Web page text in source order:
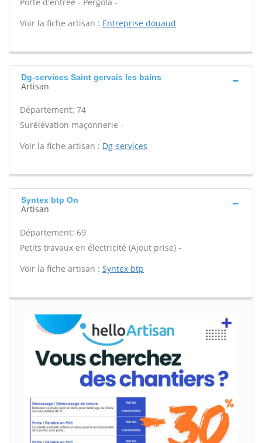
Voir la fiche artisan : Entreprise douaud
Dg-services Saint gervais les bains
Artisan
Département: 74
Surélévation maçonnerie -
Voir la fiche artisan : Dg-services
Syntex btp On
Artisan
Département: 69
Petits travaux en électricité (Ajout prise) -
Voir la fiche artisan : Syntex btp